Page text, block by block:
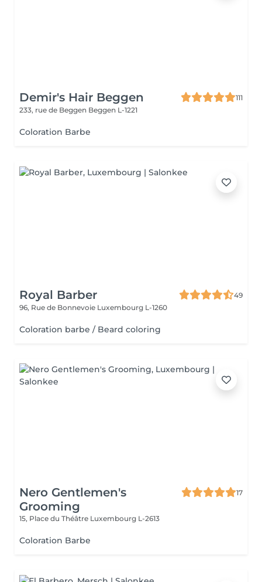
Demir's Hair Beggen
111
233, rue de Beggen Beggen L-1221
Coloration Barbe
Royal Barber
49
96, Rue de Bonnevoie Luxembourg L-1260
Coloration barbe / Beard coloring
Nero Gentlemen's
Grooming
17
15, Place du Théâtre Luxembourg L-2613
Coloration Barbe